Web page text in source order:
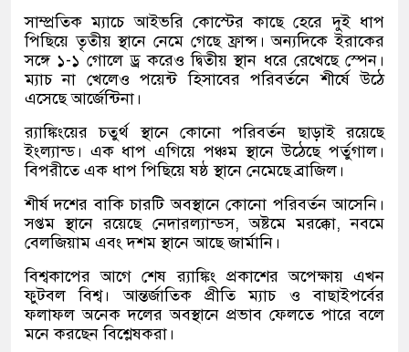
সাম্প্রতিক ম্যাচে আইভরি কোস্টের কাছে হেরে দুই ধাপ
পিছিয়ে তৃতীয় স্থানে নেমে গেছে ফ্রান্স। অন্যদিকে ইরাকের
সঙ্গে ১-১ গোলে ড্র করেও দ্বিতীয় স্থান ধরে রেখেছে স্পেন।
ম্যাচ না খেলেও পয়েন্ট হিসাবের পরিবর্তনে শীর্ষে উঠে
এসেছে আর্জেন্টিনা।
র‍্যাঙ্কিংয়ের চতুর্থ স্থানে কোনো পরিবর্তন ছাড়াই রয়েছে
ইংল্যান্ড। এক ধাপ এগিয়ে পঞ্চম স্থানে উঠেছে পর্তুগাল।
বিপরীতে এক ধাপ পিছিয়ে ষষ্ঠ স্থানে নেমেছে ব্রাজিল।
শীর্ষ দশের বাকি চারটি অবস্থানে কোনো পরিবর্তন আসেনি।
সপ্তম স্থানে রয়েছে নেদারল্যান্ডস, অষ্টমে মরক্কো, নবমে
বেলজিয়াম এবং দশম স্থানে আছে জার্মানি।
বিশ্বকাপের আগে শেষ র‍্যাঙ্কিং প্রকাশের অপেক্ষায় এখন
ফুটবল বিশ্ব। আন্তর্জাতিক প্রীতি ম্যাচ ও বাছাইপর্বের
ফলাফল অনেক দলের অবস্থানে প্রভাব ফেলতে পারে বলে
মনে করছেন বিশ্লেষকরা।